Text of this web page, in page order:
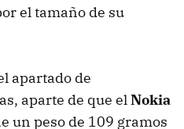
el tamaño de su
apartado de
aparte de que elNokia
un peso de 109 gramos